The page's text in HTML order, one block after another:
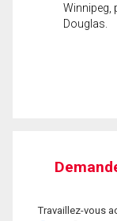
Winnipeg,
Douglas.
Travaillez-vous